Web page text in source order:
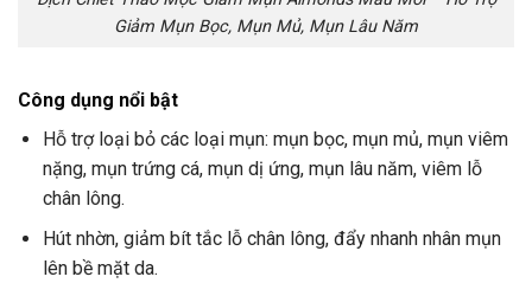
Giảm Mụn Bọc, Mụn Mủ, Mụn Lâu Năm
Công dụng nổi bật
Hỗ trợ loại bỏ các loại mụn: mụn bọc, mụn mủ, mụn viêm
nặng, mụn trứng cá, mụn dị ứng, mụn lâu năm, viêm lỗ
chân lông.
Hút nhờn, giảm bít tắc lỗ chân lông, đẩy nhanh nhân mụn
lên bề mặt da.